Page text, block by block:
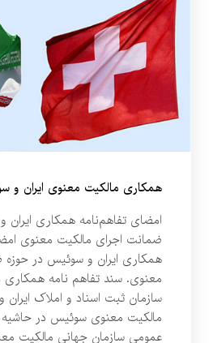
همکاری مالکیت معنوی ایران و
امضای تفاهم‌نامه همکاری
ضمانت اجرای مالکیت معنوی
همکاری ایران و سوئیس در
معنوی. سند تفاهم نامه
سازمان ثبت اسناد و املاک
مالکیت معنوی سوئیس در
عمومی سازمان جهانی مالکیت